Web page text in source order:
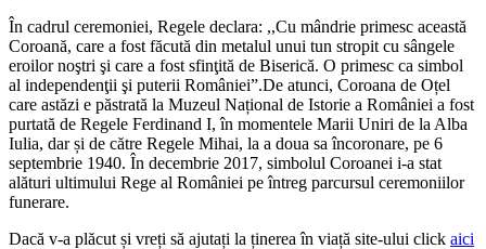
În cadrul ceremoniei, Regele declara: ,,Cu mândrie primesc această
Coroană, care a fost făcută din metalul unui tun stropit cu sângele
eroilor noştri şi care a fost sfinţită de Biserică. O primesc ca simbol
al independenţii şi puterii României”.De atunci, Coroana de Oțel
care astăzi e păstrată la Muzeul Național de Istorie a României a fost
purtată de Regele Ferdinand I, în momentele Marii Uniri de la Alba
Iulia, dar și de către Regele Mihai, la a doua sa încoronare, pe 6
septembrie 1940. În decembrie 2017, simbolul Coroanei i-a stat
alături ultimului Rege al României pe întreg parcursul ceremoniilor
funerare.
Dacă v-a plăcut și vreți să ajutați la ținerea în viață site-ului click aici